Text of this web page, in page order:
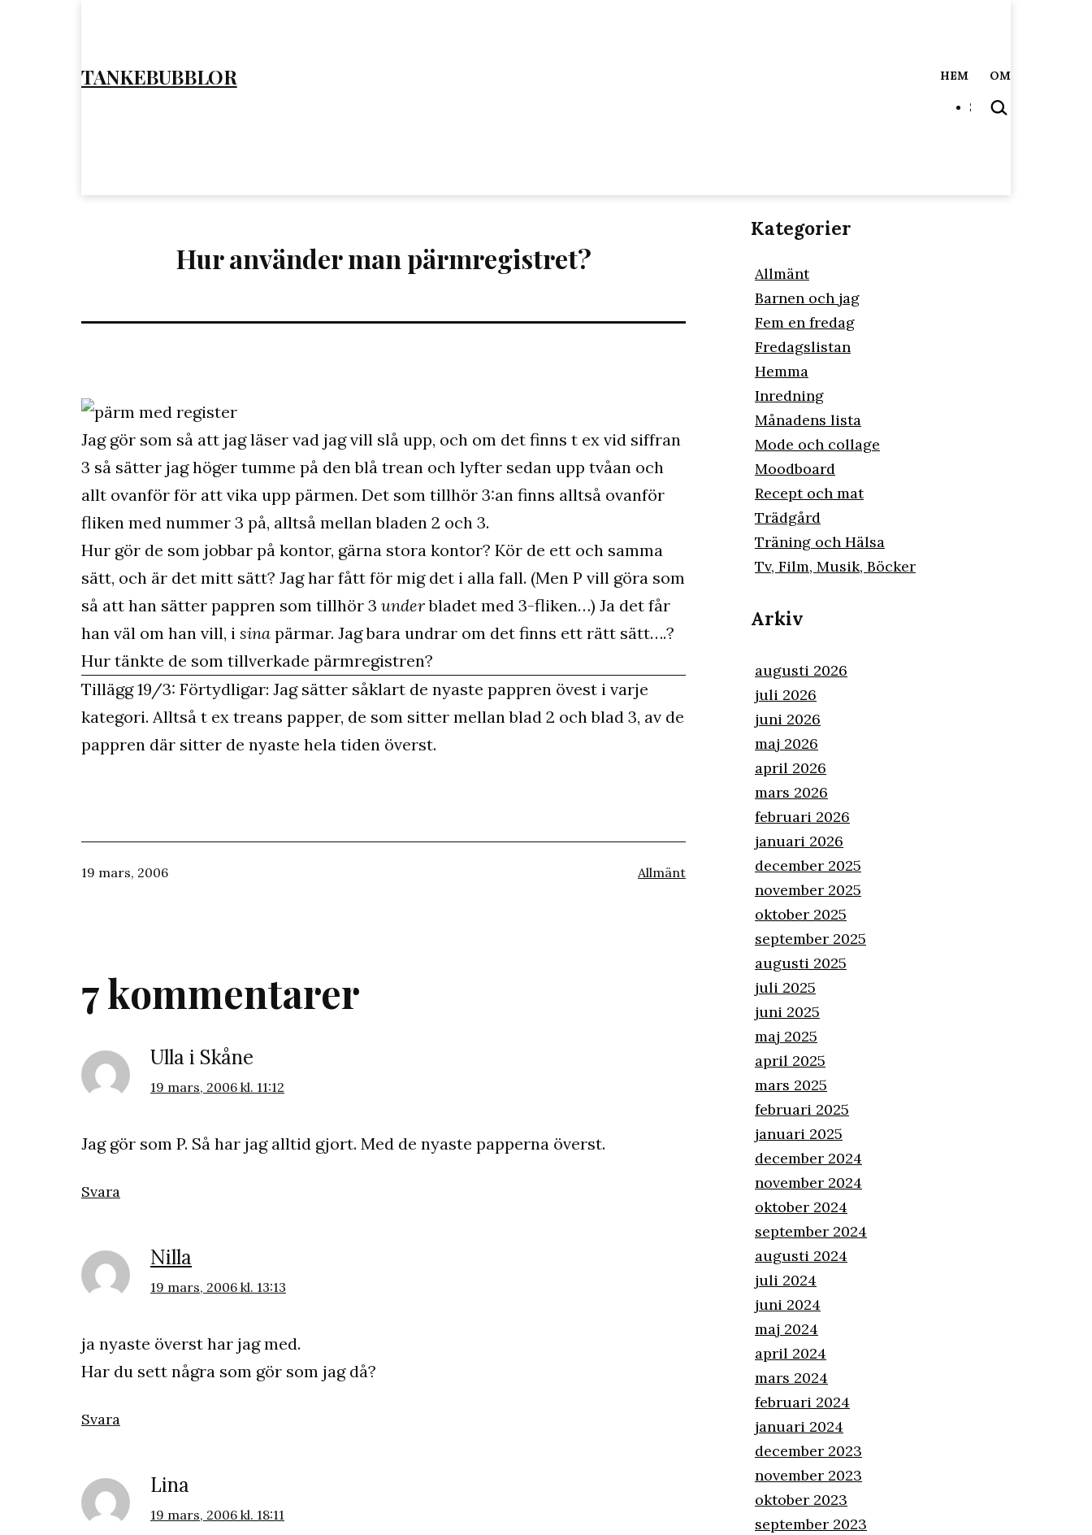
TANKEBUBBLOR HEM OM
SÖK
…
Hur använder man pärmregistret?
Jag gör som så att jag läser vad jag vill slå upp, och om det finns t ex vid siffran
3 så sätter jag höger tumme på den blå trean och lyfter sedan upp tvåan och
allt ovanför för att vika upp pärmen. Det som tillhör 3:an finns alltså ovanför
fliken med nummer 3 på, alltså mellan bladen 2 och 3.
Hur gör de som jobbar på kontor, gärna stora kontor? Kör de ett och samma
sätt, och är det mitt sätt? Jag har fått för mig det i alla fall. (Men P vill göra som
så att han sätter pappren som tillhör 3 underbladet med 3-fliken…) Ja det får
han väl om han vill, i sina pärmar. Jag bara undrar om det finns ett rätt sätt….?
Hur tänkte de som tillverkade pärmregistren?
Tillägg 19/3: Förtydligar: Jag sätter såklart de nyaste pappren övest i varje
kategori. Alltså t ex treans papper, de som sitter mellan blad 2 och blad 3, av de
pappren där sitter de nyaste hela tiden överst.
Publicerat
19 mars, 2006
Kategoriserat
Allmänt
7 kommentarer
Ulla i Skåne
19 mars, 2006 kl. 11:12
Jag gör som P. Så har jag alltid gjort. Med de nyaste papperna överst.
Svara
Nilla
19 mars, 2006 kl. 13:13
ja nyaste överst har jag med.
Har du sett några som gör som jag då?
Svara
Lina
19 mars, 2006 kl. 18:11
Kategorier
Allmänt
Barnen och jag
Fem en fredag
Fredagslistan
Hemma
Inredning
Månadens lista
Mode och collage
Moodboard
Recept och mat
Trädgård
Träning och Hälsa
Tv, Film, Musik, Böcker
Arkiv
augusti 2026
juli 2026
juni 2026
maj 2026
april 2026
mars 2026
februari 2026
januari 2026
december 2025
november 2025
oktober 2025
september 2025
augusti 2025
juli 2025
juni 2025
maj 2025
april 2025
mars 2025
februari 2025
januari 2025
december 2024
november 2024
oktober 2024
september 2024
augusti 2024
juli 2024
juni 2024
maj 2024
april 2024
mars 2024
februari 2024
januari 2024
december 2023
november 2023
oktober 2023
september 2023